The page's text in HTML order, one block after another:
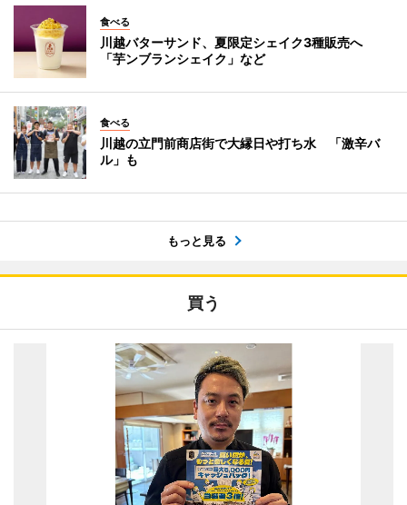
食べる
川越バターサンド、夏限定シェイク3種販売へ
「芋ンブランシェイク」など
食べる
川越の立門前商店街で大縁日や打ち水 「激辛バ
ル」も
もっと見る
買う